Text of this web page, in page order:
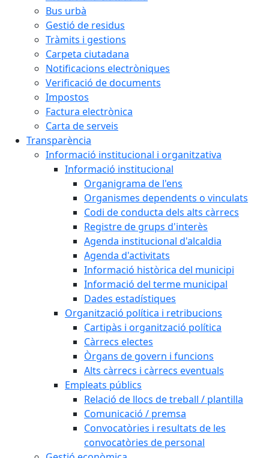
Bus urbà
Gestió de residus
Tràmits i gestions
Carpeta ciutadana
Notificacions electròniques
Verificació de documents
Impostos
Factura electrònica
Carta de serveis
Transparència
Informació institucional i organitzativa
Informació institucional
Organigrama de l'ens
Organismes dependents o vinculats
Codi de conducta dels alts càrrecs
Registre de grups d'interès
Agenda institucional d'alcaldia
Agenda d'activitats
Informació històrica del municipi
Informació del terme municipal
Dades estadístiques
Organització política i retribucions
Cartipàs i organització política
Càrrecs electes
Òrgans de govern i funcions
Alts càrrecs i càrrecs eventuals
Empleats públics
Relació de llocs de treball / plantilla
Comunicació / premsa
Convocatòries i resultats de les
convocatòries de personal